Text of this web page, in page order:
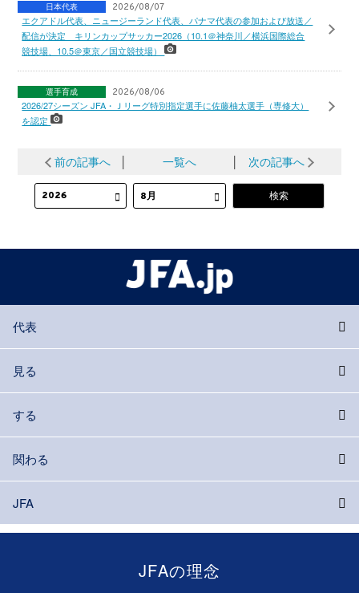
日本代表 2026/08/07
エクアドル代表、ニュージーランド代表、パナマ代表の参加および放送／
配信が決定 キリンカップサッカー2026（10.1＠神奈川／横浜国際総合
競技場、10.5＠東京／国立競技場）
選手育成 2026/08/06
2026/27シーズン JFA・Ｊリーグ特別指定選手に佐藤柚太選手（専修大）
を認定
前の記事へ 一覧へ 次の記事へ
代表
見る
する
関わる
JFA
JFAの理念